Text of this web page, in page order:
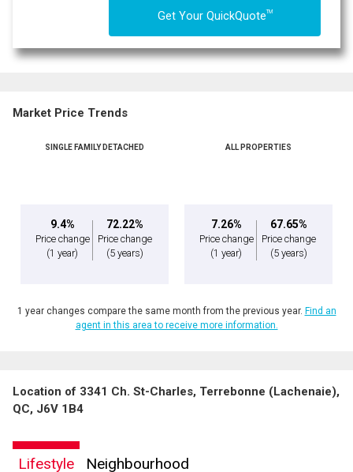
By clicking the submit button you are agreeing to our terms of use and giving us
Get Your QuickQuoteTM
Market Price Trends
SINGLE FAMILY DETACHED
9.4%
Price change
(1 year)
72.22%
Price change
(5 years)
ALL PROPERTIES
7.26%
Price change
(1 year)
67.65%
Price change
(5 years)
1 year changes compare the same month from the previous year. Find an
agent in this area to receive more information.
Location of 3341 Ch. St-Charles, Terrebonne (Lachenaie),
QC, J6V 1B4
Lifestyle Neighbourhood